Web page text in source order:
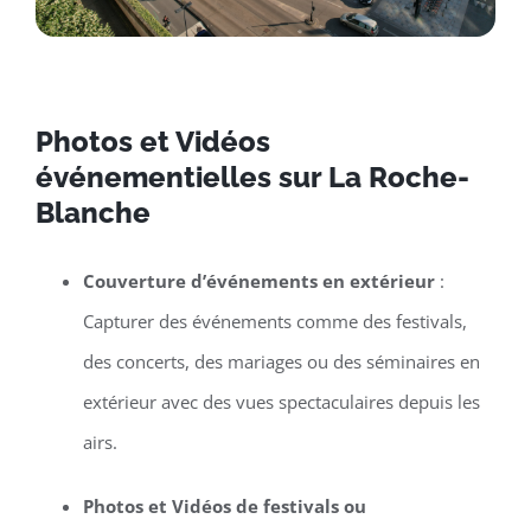
Photos et Vidéos
événementielles sur La Roche-
Blanche
Couverture d’événements en extérieur:
Capturer des événements comme des festivals,
des concerts, des mariages ou des séminaires en
extérieur avec des vues spectaculaires depuis les
airs.
Photos et Vidéos de festivals ou